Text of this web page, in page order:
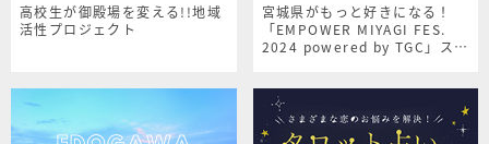
高校生が御殿場を変える!!地域
活性プロジェクト
宮城県がもっと好きになる！
「EMPOWER MIYAGI FES.
2024 powered by TGC」スペ